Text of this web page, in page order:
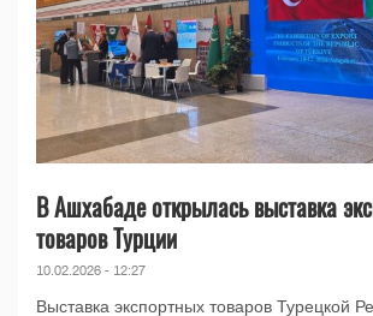
В Ашхабаде открылась выставка
товаров Турции
10.02.2026 - 12:27
Выставка экспортных товаров Турецкой